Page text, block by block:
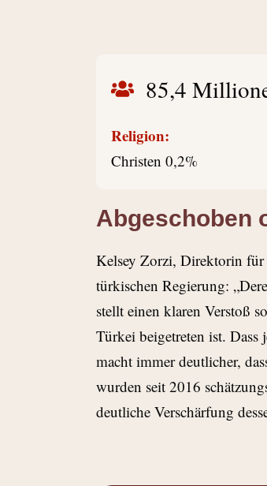
85,4
Religion:
Christen 0,2%
Abgeschoben
Kelsey Zorzi, Direktorin
türkischen Regierung:
stellt einen klaren Verstoß
Türkei beigetreten ist. Dass
macht immer deutlicher,
wurden seit 2016
deutliche Verschärfung